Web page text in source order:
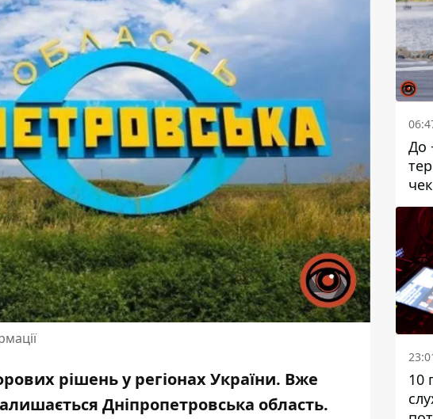
рішень у регіонах України. Вже
Дніпропетровська область.
До
10